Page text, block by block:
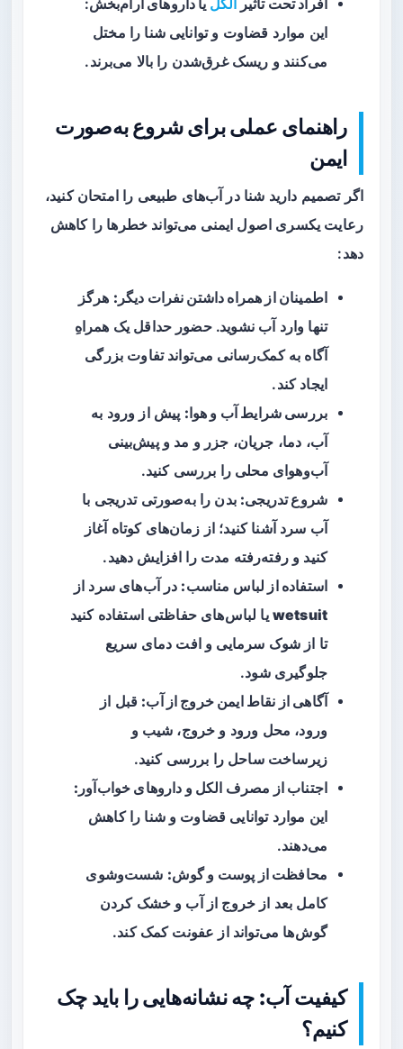
افراد تحت تأثیر الکل یا داروهای آرام‌بخش:
این موارد قضاوت و توانایی شنا را مختل
می‌کنند و ریسک غرق‌شدن را بالا می‌برند.
راهنمای عملی برای شروع به‌صورت
ایمن
اگر تصمیم دارید شنا در آب‌های طبیعی را امتحان کنید،
رعایت یکسری اصول ایمنی می‌تواند خطرها را کاهش
دهد:
اطمینان از همراه داشتن نفرات دیگر: هرگز
تنها وارد آب نشوید. حضور حداقل یک همراهِ
آگاه به کمک‌رسانی می‌تواند تفاوت بزرگی
ایجاد کند.
بررسی شرایط آب و هوا: پیش از ورود به
آب، دما، جریان، جزر و مد و پیش‌بینی
آب‌وهوای محلی را بررسی کنید.
شروع تدریجی: بدن را به‌صورتی تدریجی با
آب سرد آشنا کنید؛ از زمان‌های کوتاه آغاز
کنید و رفته‌رفته مدت را افزایش دهید.
استفاده از لباس مناسب: در آب‌های سرد از
wetsuit یا لباس‌های حفاظتی استفاده کنید
تا از شوک سرمایی و افت دمای سریع
جلوگیری شود.
آگاهی از نقاط ایمن خروج از آب: قبل از
ورود، محل ورود و خروج، شیب و
زیرساخت ساحل را بررسی کنید.
اجتناب از مصرف الکل و داروهای خواب‌آور:
این موارد توانایی قضاوت و شنا را کاهش
می‌دهند.
محافظت از پوست و گوش: شست‌وشوی
کامل بعد از خروج از آب و خشک کردن
گوش‌ها می‌تواند از عفونت کمک کند.
کیفیت آب: چه نشانه‌هایی را باید چک
کنیم؟